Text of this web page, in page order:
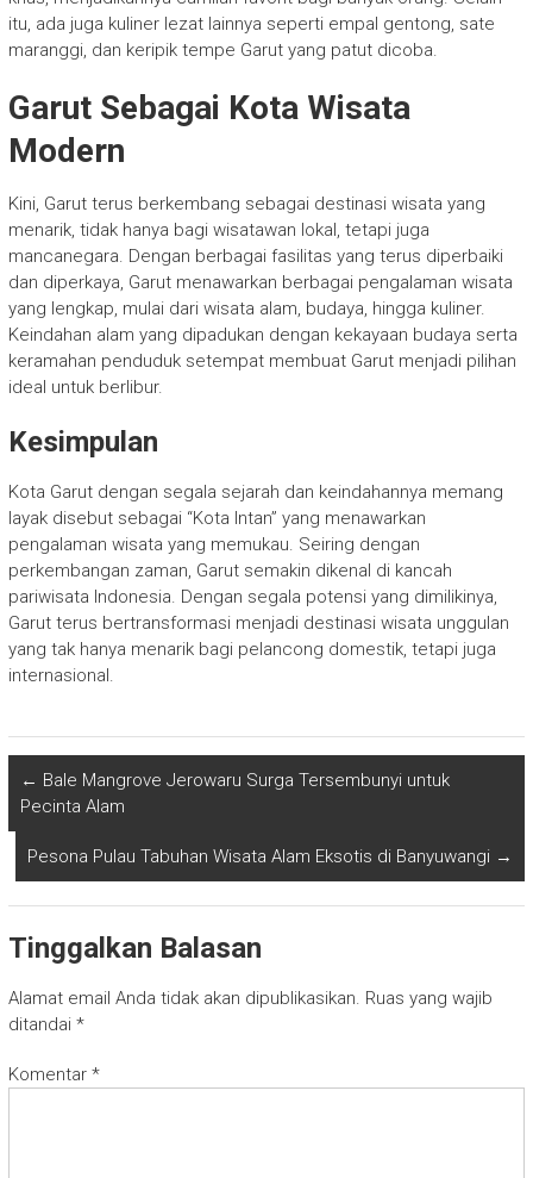
itu, ada juga kuliner lezat lainnya seperti empal gentong, sate
maranggi, dan keripik tempe Garut yang patut dicoba.
Garut Sebagai Kota Wisata
Modern
Kini, Garut terus berkembang sebagai destinasi wisata yang
menarik, tidak hanya bagi wisatawan lokal, tetapi juga
mancanegara. Dengan berbagai fasilitas yang terus diperbaiki
dan diperkaya, Garut menawarkan berbagai pengalaman wisata
yang lengkap, mulai dari wisata alam, budaya, hingga kuliner.
Keindahan alam yang dipadukan dengan kekayaan budaya serta
keramahan penduduk setempat membuat Garut menjadi pilihan
ideal untuk berlibur.
Kesimpulan
Kota Garut dengan segala sejarah dan keindahannya memang
layak disebut sebagai “Kota Intan” yang menawarkan
pengalaman wisata yang memukau. Seiring dengan
perkembangan zaman, Garut semakin dikenal di kancah
pariwisata Indonesia. Dengan segala potensi yang dimilikinya,
Garut terus bertransformasi menjadi destinasi wisata unggulan
yang tak hanya menarik bagi pelancong domestik, tetapi juga
internasional.
← Bale Mangrove Jerowaru Surga Tersembunyi untuk
Pecinta Alam
Pesona Pulau Tabuhan Wisata Alam Eksotis di Banyuwangi →
Tinggalkan Balasan
Alamat email Anda tidak akan dipublikasikan. Ruas yang wajib
ditandai *
Komentar *